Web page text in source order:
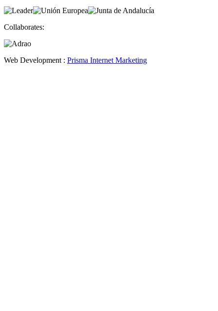
Collaborates:
Web Development : Prisma Internet Marketing